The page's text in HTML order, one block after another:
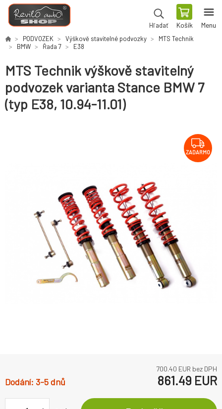
Hľadať Košík Menu
PODVOZEK Výškově stavitelné podvozky
MTS Technik
BMW
Řada 7 E38
MTS Technik výškově stavitelný
podvozek varianta Stance BMW 7
(typ E38, 10.94-11.01)
ZADARMO
700.40 EUR bez DPH
3-5 dnů 861.49 EUR